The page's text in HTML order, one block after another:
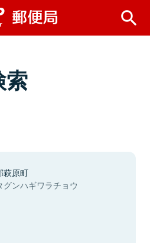
索
萩原町
グンハギワラチョウ